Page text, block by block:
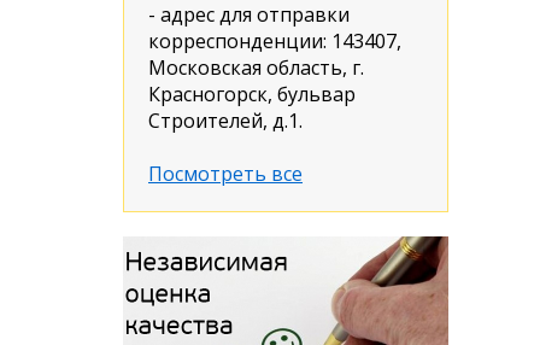
- адрес для отправки
корреспонденции: 143407,
Московская область, г.
Красногорск, бульвар
Строителей, д.1.
Посмотреть все